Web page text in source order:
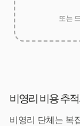
또는
비영리 비용 추
비영리 단체는 복